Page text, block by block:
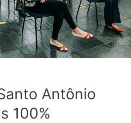
Antônio
100%